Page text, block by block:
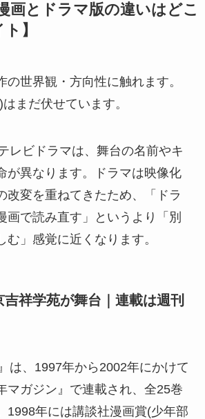
画とドラマ版の違いはどこ
】
世界観・方向性に触れます。
まだ伏せています。
レビドラマは、舞台の名前やキ
が異なります。ドラマは映像化
改変を重ねてきたため、「ドラ
画で読み直す」というより「別
む」感覚に近くなります。
祥学苑が舞台｜連載は週刊
は、1997年から2002年にかけて
マガジン』で連載され、全25巻
1998年には講談社漫画賞(少年部